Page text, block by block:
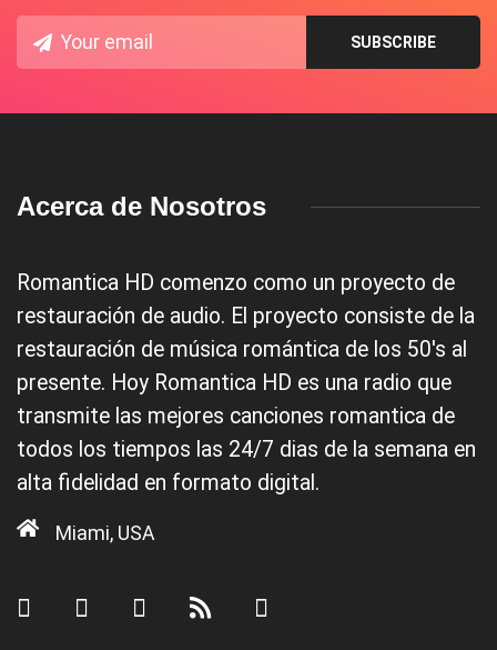
Acerca de Nosotros
Romantica HD comenzo como un proyecto de
restauración de audio. El proyecto consiste de la
restauración de música romántica de los 50's al
presente. Hoy Romantica HD es una radio que
transmite las mejores canciones romantica de
todos los tiempos las 24/7 dias de la semana en
alta fidelidad en formato digital.
Miami, USA